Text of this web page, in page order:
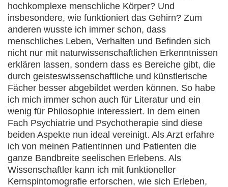
hochkomplexe menschliche Körper? Und
insbesondere, wie funktioniert das Gehirn? Zum
anderen wusste ich immer schon, dass
menschliches Leben, Verhalten und Befinden sich
nicht nur mit naturwissenschaftlichen Erkenntnissen
erklären lassen, sondern dass es Bereiche gibt, die
durch geisteswissenschaftliche und künstlerische
Fächer besser abgebildet werden können. So habe
ich mich immer schon auch für Literatur und ein
wenig für Philosophie interessiert. In dem einen
Fach Psychiatrie und Psychotherapie sind diese
beiden Aspekte nun ideal vereinigt. Als Arzt erfahre
ich von meinen Patientinnen und Patienten die
ganze Bandbreite seelischen Erlebens. Als
Wissenschaftler kann ich mit funktioneller
Kernspintomografie erforschen, wie sich Erleben,